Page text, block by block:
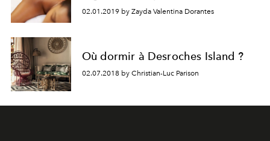
02.01.2019 by Zayda Valentina Dorantes
Où dormir à Desroches Island ?
02.07.2018 by Christian-Luc Parison